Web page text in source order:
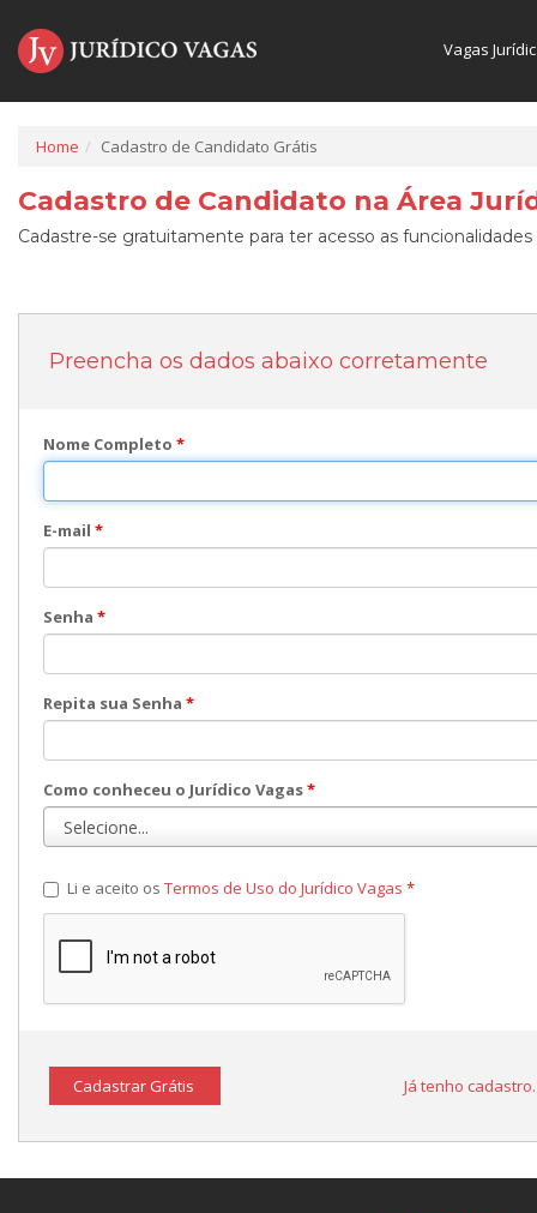
Vagas
Home Cadastro de Candidato Grátis
Cadastro de Candidato na Área
Cadastre-se gratuitamente para ter acesso as
Preencha os dados abaixo corretamente
Nome Completo *
E-mail *
Senha *
Repita sua Senha *
Como conheceu o Jurídico Vagas*
Li e aceito os Termos de Uso do Jurídico Vagas *
Cadastrar Grátis Já tenho